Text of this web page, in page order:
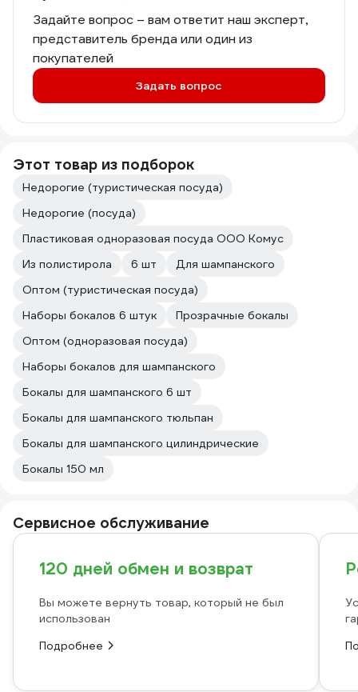
Задайте вопрос – вам ответит наш эксперт,
представитель бренда или один из
покупателей
Задать вопрос
Этот товар из подборок
Недорогие (туристическая посуда)
Недорогие (посуда)
Пластиковая одноразовая посуда ООО Комус
Из полистирола
6 шт
Для шампанского
Оптом (туристическая посуда)
Наборы бокалов 6 штук
Прозрачные бокалы
Оптом (одноразовая посуда)
Наборы бокалов для шампанского
Бокалы для шампанского 6 шт
Бокалы для шампанского тюльпан
Бокалы для шампанского цилиндрические
Бокалы 150 мл
Сервисное обслуживание
120 дней обмен и возврат
Вы можете вернуть товар, который не был
использован
Подробнее